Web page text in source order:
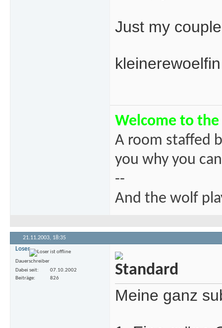
Just my
kleinerewoelfin
Welcome to
A room staffed
you why you
--
And the wolf
21.11.2003, 18:35
Loser
Dauerschreiber
Dabei seit
07.10.2002
Beiträge
826
Meine ganz